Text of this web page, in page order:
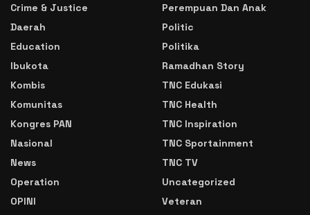
Crime & Justice
Daerah
Education
Ibukota
Kombis
Komunitas
Kongres PAN
Nasional
News
Operation
OPINI
Perempuan Dan Anak
Politic
Politika
Ramadhan Story
TNC Edukasi
TNC Health
TNC Inspiration
TNC Sportainment
TNC TV
Uncategorized
Veteran